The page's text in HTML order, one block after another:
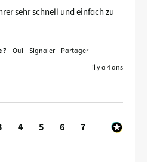
sehr schnell und einfach zu
? Oui Signaler
Partager
il y a 4 ans
4 5 6 7